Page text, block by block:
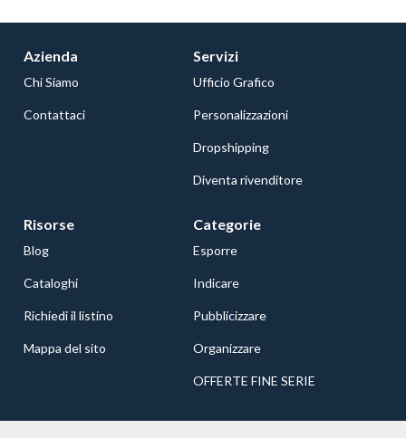
Azienda
Chi Siamo
Contattaci
Servizi
Ufficio Grafico
Personalizzazioni
Dropshipping
Diventa rivenditore
Risorse
Blog
Cataloghi
Richiedi il listino
Mappa del sito
Categorie
Esporre
Indicare
Pubblicizzare
Organizzare
OFFERTE FINE SERIE